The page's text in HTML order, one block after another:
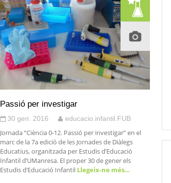
Passió per investigar
30 gen. 2016 educacio.infantil.FUB
Jornada “Ciència 0-12. Passió per investigar” en el
marc de la 7a edició de les Jornades de Diàlegs
Educatius, organitzada per Estudis d’Educació
Infantil d’UManresa. El proper 30 de gener els
Estudis d’Educació InfantilLlegeix-ne més…